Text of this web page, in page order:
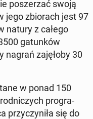
po­sze­rzać swoją
jego zbio­rach jest 97
natury z całego
ga­tun­ków
nagrań za­ję­ło­by 30
w ponad 150
pro­gra­
przy­czy­ni­ła się do